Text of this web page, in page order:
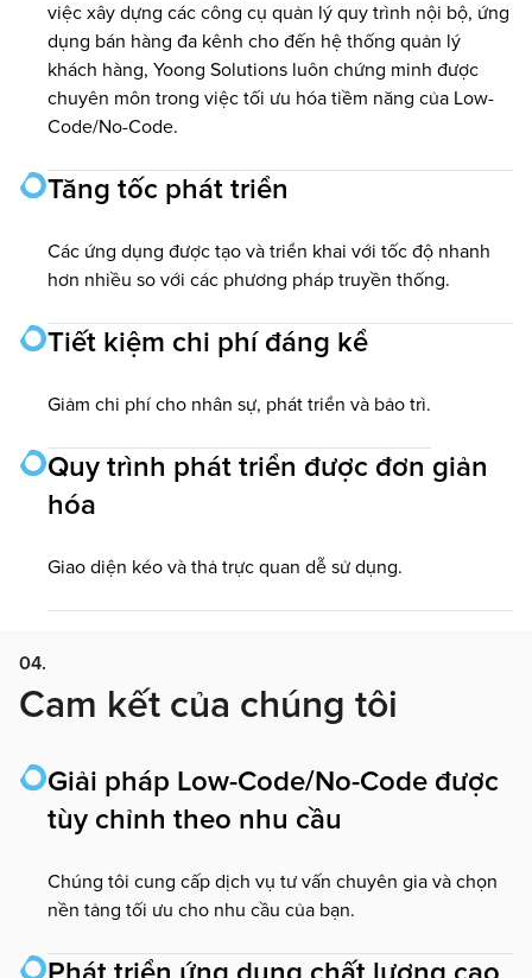
việc xây dựng các công cụ quản lý quy trình nội bộ, ứng
dụng bán hàng đa kênh cho đến hệ thống quản lý
khách hàng, Yoong Solutions luôn chứng minh được
chuyên môn trong việc tối ưu hóa tiềm năng của Low-
Code/No-Code.
Tăng tốc phát triển
Các ứng dụng được tạo và triển khai với tốc độ nhanh
hơn nhiều so với các phương pháp truyền thống.
Tiết kiệm chi phí đáng kể
Giảm chi phí cho nhân sự, phát triển và bảo trì.
Quy trình phát triển được đơn giản
hóa
Giao diện kéo và thả trực quan dễ sử dụng.
04.
Cam kết của chúng tôi
Giải pháp Low-Code/No-Code được
tùy chỉnh theo nhu cầu
Chúng tôi cung cấp dịch vụ tư vấn chuyên gia và chọn
nền tảng tối ưu cho nhu cầu của bạn.